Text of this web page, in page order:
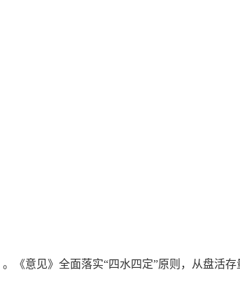
《意见》全面落实“四水四定”原则，从盘活